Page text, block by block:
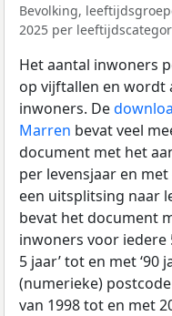
Bevolking,
2025 per
Het aantal inwoners
op vijftallen en wordt
inwoners. De
Marren bevat veel
document met het
per levensjaar en
een uitsplitsing naar
bevat het document
inwoners voor iedere
5 jaar’ tot en met
(numerieke)
van 1998 tot en met